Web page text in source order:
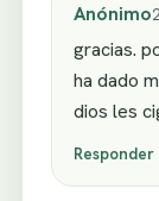
Anónimo
gracias.
ha dado
dios les
Responder